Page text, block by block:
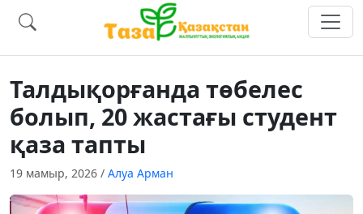
Талдықорғанда төбелес
болып, 20 жастағы студент
қаза тапты
19 мамыр, 2026 / Алуа Арман